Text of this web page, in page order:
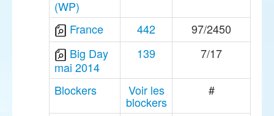
(WP)
France 442
97/2450
Big Day
mai 2014
139 7/17
Blockers Voir les
blockers
#